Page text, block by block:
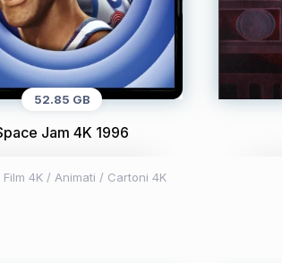
52.85 GB
Jam 4K 1996
4K / Animati / Cartoni 4K